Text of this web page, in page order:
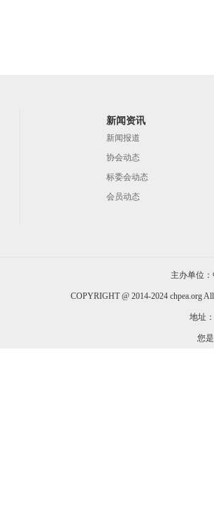
新闻资讯
新闻报道
协会动态
标委会动态
会员动态
主办单位
COPYRIGHT @ 2014-2024 chpea.org
地址
您